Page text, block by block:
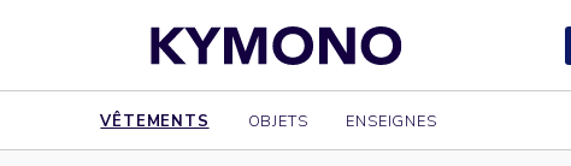
VÊTEMENTS OBJETS ENSEIGNES